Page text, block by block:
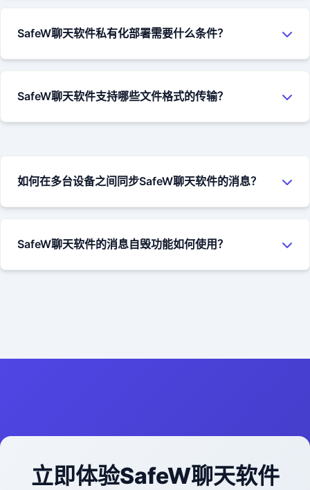
到服务器，再由服务器转发给接收方。只有接收方的设备能够
解密并读取消息内容，即使是SafeW服务器也无法访问消息的
SafeW聊天软件私有化部署需要什么条件？
提供详细的部署文档和技术支持，帮助企业快速完成聊天软件
的部署和配置。具体要求可以咨询我们的销售团队获取详细信
SafeW聊天软件支持哪些文件格式的传输？
个文件传输。
如何在多台设备之间同步SafeW聊天软件的消息？
私有化部署的用户，可以通过配置服务器参数来控制同步的策
略和保留时间。
SafeW聊天软件的消息自毁功能如何使用？
立即体验SafeW聊天软件